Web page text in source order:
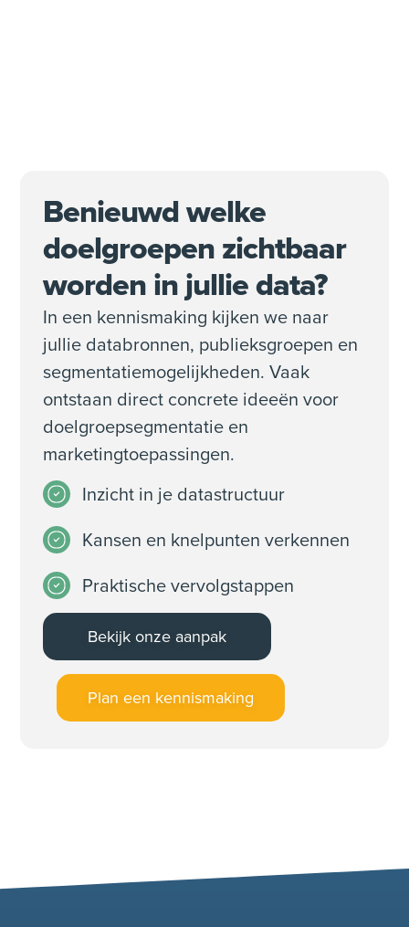
Benieuwd welke
doelgroepen zichtbaar
worden in jullie data?
In een kennismaking kijken we naar
jullie databronnen, publieksgroepen en
segmentatiemogelijkheden. Vaak
ontstaan direct concrete ideeën voor
doelgroepsegmentatie en
marketingtoepassingen.
Inzicht in je datastructuur
Kansen en knelpunten verkennen
Praktische vervolgstappen
Bekijk onze aanpak
Plan een kennismaking